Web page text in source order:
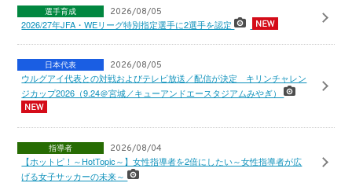
選手育成 2026/08/05
2026/27年JFA・WEリーグ特別指定選手に2選手を認定
日本代表 2026/08/05
ウルグアイ代表との対戦およびテレビ放送／配信が決定 キリンチャレン
ジカップ2026（9.24＠宮城／キューアンドエースタジアムみやぎ）
指導者 2026/08/04
【ホットピ！～HotTopic～】女性指導者を2倍にしたい～女性指導者が広
げる女子サッカーの未来～